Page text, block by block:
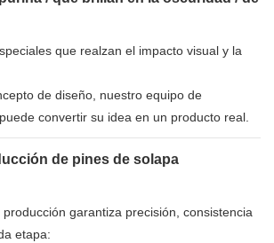
que realzan el impacto visual y la
de diseño, nuestro equipo de
convertir su idea en un producto real.
de pines de solapa
garantiza precisión, consistencia
etapa: